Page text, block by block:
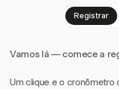
Registrar
Vamos lá — comece a
Um clique e o cronômetro